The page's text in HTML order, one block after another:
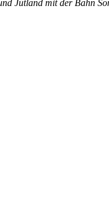
Jütland mit der Bahn